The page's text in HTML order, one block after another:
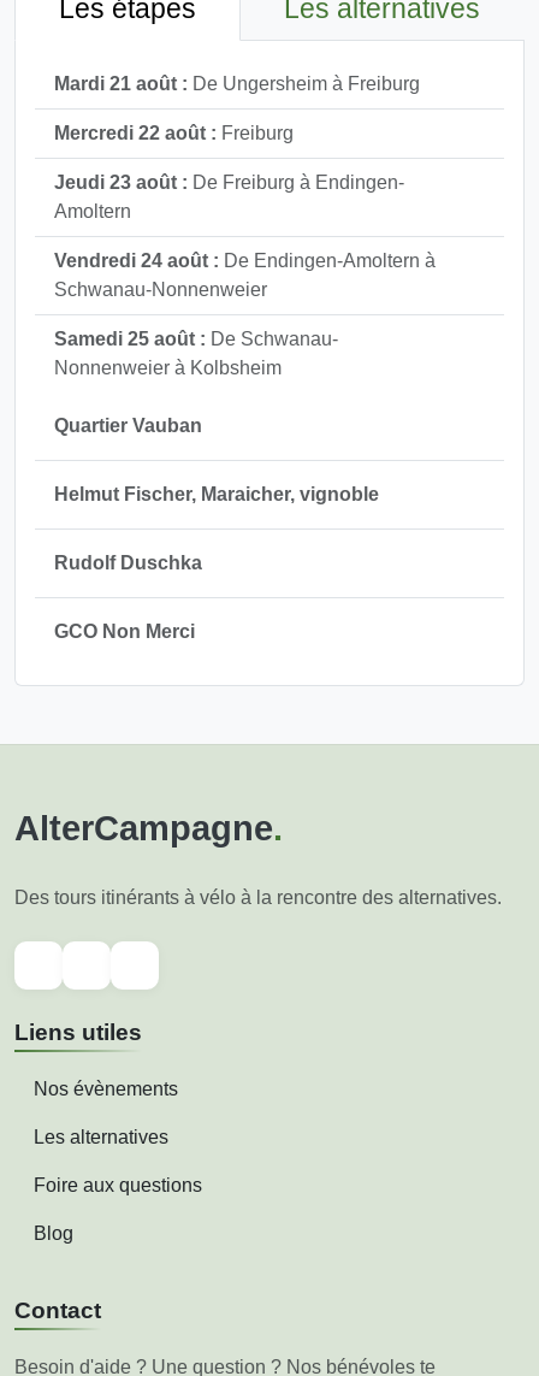
Les étapes Les alternatives
Mardi 21 août : De Ungersheim à Freiburg
Mercredi 22 août : Freiburg
Jeudi 23 août : De Freiburg à Endingen-
Amoltern
Vendredi 24 août : De Endingen-Amoltern à
Schwanau-Nonnenweier
Samedi 25 août : De Schwanau-
Nonnenweier à Kolbsheim
Quartier Vauban
Helmut Fischer, Maraicher, vignoble
Rudolf Duschka
GCO Non Merci
AlterCampagne.
Des tours itinérants à vélo à la rencontre des alternatives.
Liens utiles
Nos évènements
Les alternatives
Foire aux questions
Blog
Contact
Besoin d'aide ? Une question ? Nos bénévoles te